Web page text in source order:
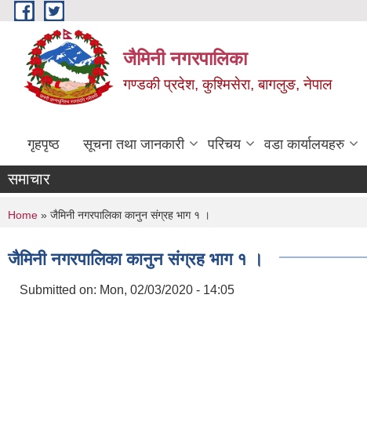
Skip to main content
जैमिनी नगरपालिका
गण्डकी प्रदेश, कुश्मिसेरा, बागलुङ, नेपाल
गृहपृष्ठ सूचना तथा जानकारी परिचय वडा कार्यालयहरु
समाचार
You are here
Home » जैमिनी नगरपालिका कानुन संग्रह भाग १ ।
जैमिनी नगरपालिका कानुन संग्रह भाग १ ।
Submitted on: Mon, 02/03/2020 - 14:05